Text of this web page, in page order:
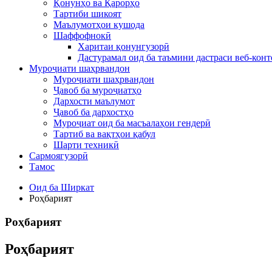
Қонунҳо ва Қарорҳо
Тартиби шикоят
Маълумотҳои кушода
Шаффофнокӣ
Харитаи қонунгузорӣ
Дастурамал оид ба таъмини дастраси веб-
Муроҷиати шаҳрвандон
Муроҷиати шаҳрвандон
Ҷавоб ба муроҷиатҳо
Дархости маълумот
Ҷавоб ба дархостҳо
Муроҷиат оид ба масъалаҳои гендерӣ
Тартиб ва вақтҳои қабул
Шарти техникӣ
Сармоягузорӣ
Тамос
Оид ба Ширкат
Роҳбарият
Роҳбарият
Роҳбарият